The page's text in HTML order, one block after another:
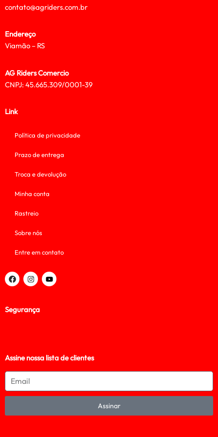
contato@agriders.com.br
Endereço
Viamão – RS
AG Riders Comercio
CNPJ: 45.665.309/0001-39
Link
Política de privacidade
Prazo de entrega
Troca e devolução
Minha conta
Rastreio
Sobre nós
Entre em contato
Segurança
Assine nossa lista de clientes
Assinar